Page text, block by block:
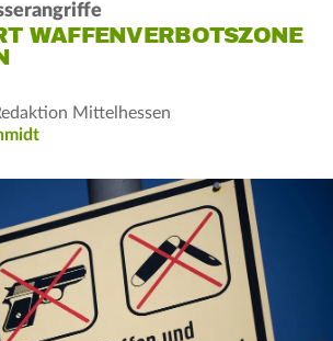
WAFFENVERBOTSZONE
Mittelhessen